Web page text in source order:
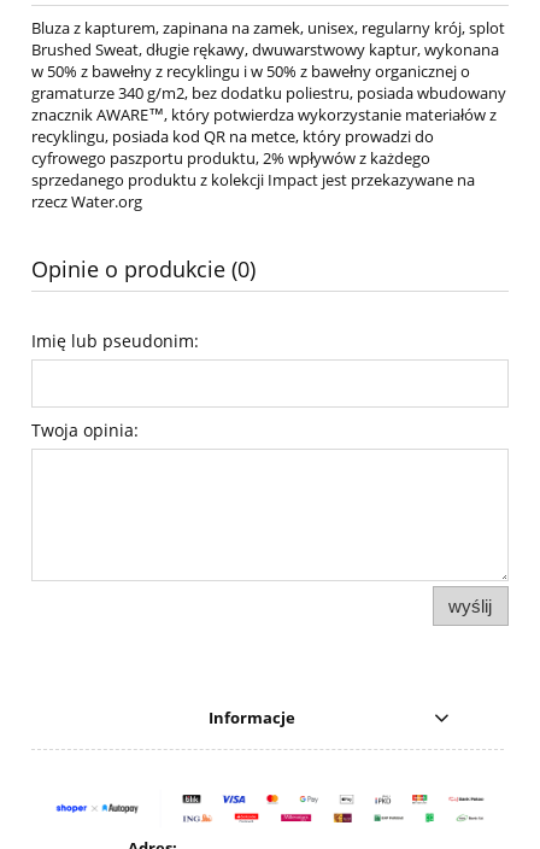
Bluza z kapturem, zapinana na zamek, unisex, regularny krój, splot
Brushed Sweat, długie rękawy, dwuwarstwowy kaptur, wykonana
w 50% z bawełny z recyklingu i w 50% z bawełny organicznej o
gramaturze 340 g/m2, bez dodatku poliestru, posiada wbudowany
znacznik AWARE™, który potwierdza wykorzystanie materiałów z
recyklingu, posiada kod QR na metce, który prowadzi do
cyfrowego paszportu produktu, 2% wpływów z każdego
sprzedanego produktu z kolekcji Impact jest przekazywane na
rzecz Water.org
Opinie o produkcie (0)
Imię lub pseudonim:
Twoja opinia:
wyślij
Informacje